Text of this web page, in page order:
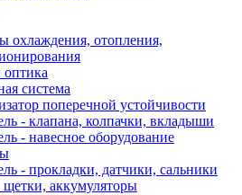
охлаждения, отопления,
оптика
система
поперечной устойчивости
- клапана, колпачки, вкладыши
- навесное оборудование
- прокладки, датчики, сальники
аккумуляторы